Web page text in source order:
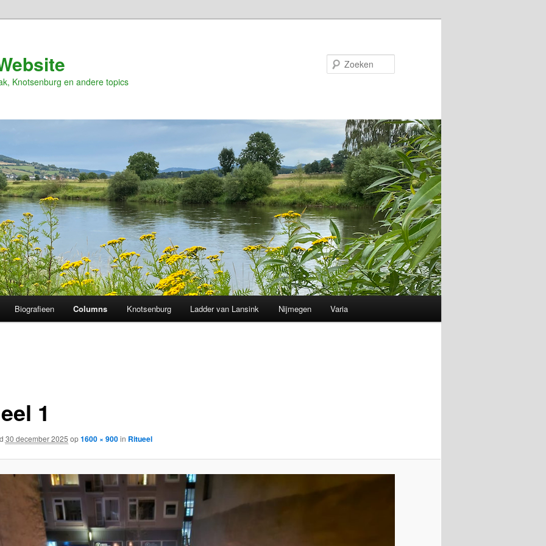
Knotsenburg en andere topics
Biografieen Columns Knotsenburg Ladder van Lansink Nijmegen Varia
1
30 december 2025 op1600 × 900in Ritueel